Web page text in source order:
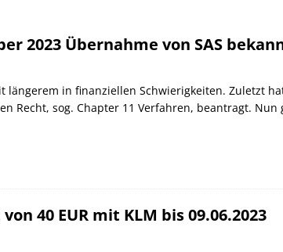
SCHIENE
2023 Übernahme von SAS
längerem in finanziellen Schwierigkeiten. Zuletzt
Recht, sog. Chapter 11 Verfahren, beantragt.
40 EUR mit KLM bis 09.06.2023